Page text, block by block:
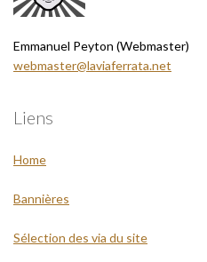
Emmanuel Peyton (Webmaster)
webmaster@laviaferrata.net
Liens
Home
Bannières
Sélection des via du site